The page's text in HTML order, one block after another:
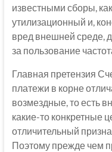
известными сборы,
утилизационный и,
вред внешней среде,
за пользование
Главная претензия
платежи в корне
возмездные, то есть
какие-то конкретные
отличительный
Поэтому прежде чем